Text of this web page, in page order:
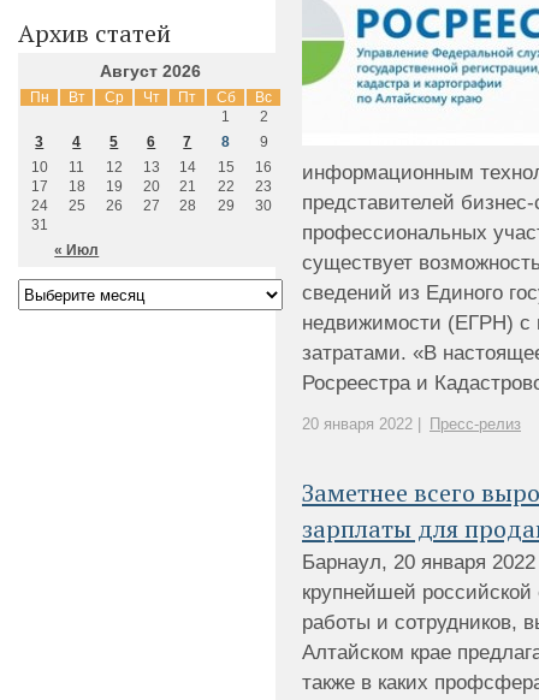
информационным
представителей
профессиональных
существует
сведений из Единого
недвижимости (ЕГРН)
затратами. «В
Росреестра и
20 января 2022 | Пресс-релиз
Заметнее всего
зарплаты для
Барнаул, 20 января
крупнейшей
работы и сотрудников,
Алтайском крае
также в каких
Архив статей
Август 2026
Пн Вт Ср Чт Пт Сб Вс
« Июл
1
2
3
4 5 6 7 8
9
10
11 12 13 14 15
16
17
18 19 20 21 22
23
24
25 26 27 28 29
30
31